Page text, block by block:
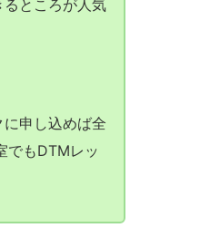
ところが人気
申し込めば全
でもDTMレッ